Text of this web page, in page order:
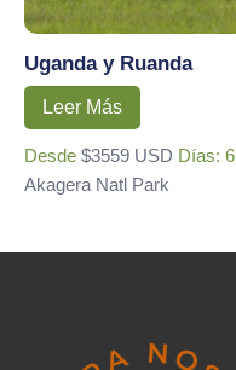
Uganda y Ruanda
Leer Más
Desde $3559 USD Días: 6
Akagera Natl Park